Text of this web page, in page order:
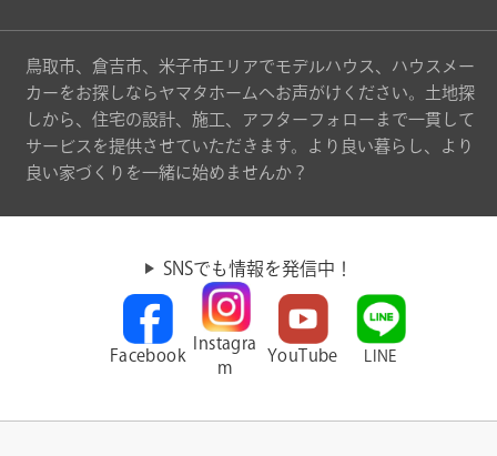
鳥取市、倉吉市、米子市エリアでモデルハウス、ハウスメー
カーをお探しならヤマタホームへお声がけください。土地探
しから、住宅の設計、施工、アフターフォローまで一貫して
サービスを提供させていただきます。より良い暮らし、より
良い家づくりを一緒に始めませんか？
SNSでも情報を発信中！
Facebook
Instagra
m
YouTube LINE